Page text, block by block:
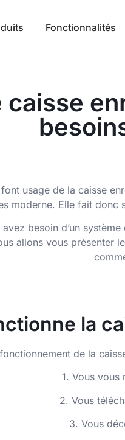
Fonctionnalités
caisse
usage de la caisse
moderne. Elle fait donc
besoin d’un
allons vous présenter
la
de la
1. Vous vous
2. Vous
3. Vous